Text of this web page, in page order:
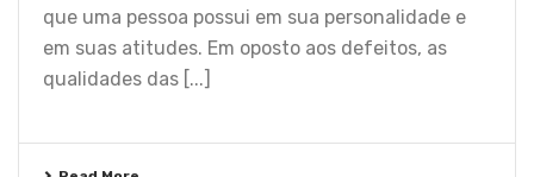
que uma pessoa possui em sua personalidade e
em suas atitudes. Em oposto aos defeitos, as
qualidades das [...]